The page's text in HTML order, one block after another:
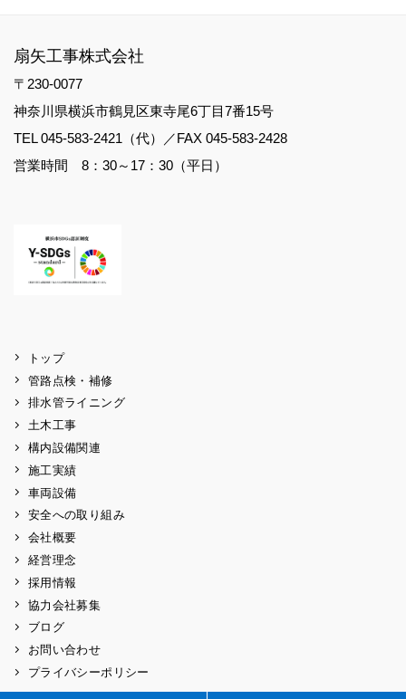
扇矢工事株式会社
〒230-0077
神奈川県横浜市鶴見区東寺尾6丁目7番15号
TEL 045-583-2421（代）／FAX 045-583-2428
営業時間 8：30～17：30（平日）
トップ
管路点検・補修
排水管ライニング
土木工事
構内設備関連
施工実績
車両設備
安全への取り組み
会社概要
経営理念
採用情報
協力会社募集
ブログ
お問い合わせ
プライバシーポリシー